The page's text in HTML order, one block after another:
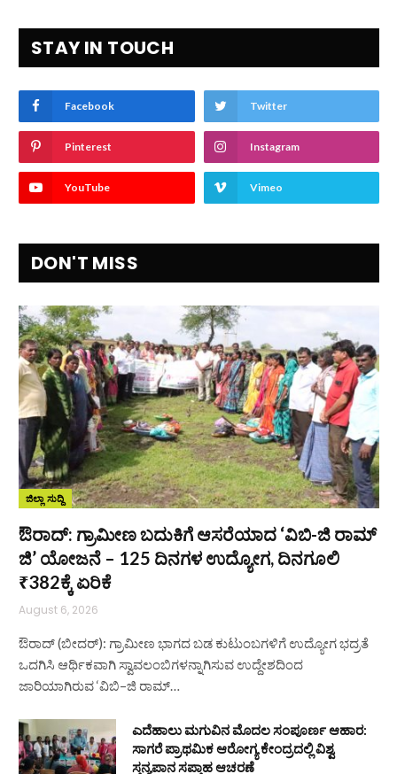
STAY IN TOUCH
Facebook Twitter
Pinterest Instagram
YouTube Vimeo
DON'T MISS
ಜಿಲ್ಲಾ ಸುದ್ದಿ
ಔರಾದ್: ಗ್ರಾಮೀಣ ಬದುಕಿಗೆ ಆಸರೆಯಾದ ‘ವಿಬಿ-ಜಿ ರಾಮ್
ಜಿ’ ಯೋಜನೆ – 125 ದಿನಗಳ ಉದ್ಯೋಗ, ದಿನಗೂಲಿ
₹382ಕ್ಕೆ ಏರಿಕೆ
August 6, 2026
ಔರಾದ್ (ಬೀದರ್): ಗ್ರಾಮೀಣ ಭಾಗದ ಬಡ ಕುಟುಂಬಗಳಿಗೆ ಉದ್ಯೋಗ ಭದ್ರತೆ
ಒದಗಿಸಿ ಆರ್ಥಿಕವಾಗಿ ಸ್ವಾವಲಂಬಿಗಳನ್ನಾಗಿಸುವ ಉದ್ದೇಶದಿಂದ
ಜಾರಿಯಾಗಿರುವ ‘ವಿಬಿ–ಜಿ ರಾಮ್…
ಎದೆಹಾಲು ಮಗುವಿನ ಮೊದಲ ಸಂಪೂರ್ಣ ಆಹಾರ:
ಸಾಗರೆ ಪ್ರಾಥಮಿಕ ಆರೋಗ್ಯ ಕೇಂದ್ರದಲ್ಲಿ ವಿಶ್ವ
ಸ್ತನ್ಯಪಾನ ಸಪ್ತಾಹ ಆಚರಣೆ